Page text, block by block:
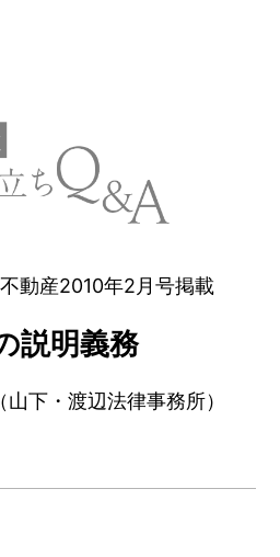
動産2010年2月号掲載
説明義務
下・渡辺法律事務所）